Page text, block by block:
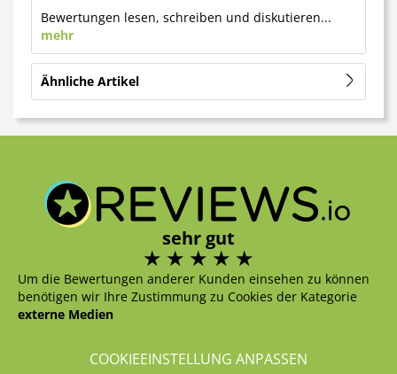
Bewertungen lesen, schreiben und diskutieren...
mehr
Ähnliche Artikel
sehr gut
Um die Bewertungen anderer Kunden einsehen zu können
benötigen wir Ihre Zustimmung zu Cookies der Kategorie
externe Medien
COOKIEEINSTELLUNG ANPASSEN